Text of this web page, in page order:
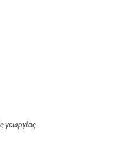
γεωργίας